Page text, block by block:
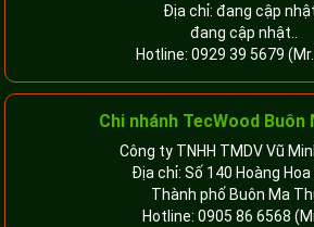
Địa chỉ: đang cập
đang cập nhật..
Hotline: 0929 39 5679
Chi nhánh TecWood Buôn
Công ty TNHH TMDV Vũ
Địa chỉ: Số 140 Hoàng
Thành phố Buôn Ma
Hotline: 0905 86 6568